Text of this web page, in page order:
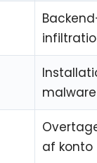
malware
af konto